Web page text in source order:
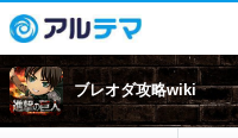
ブレオダ攻略wiki